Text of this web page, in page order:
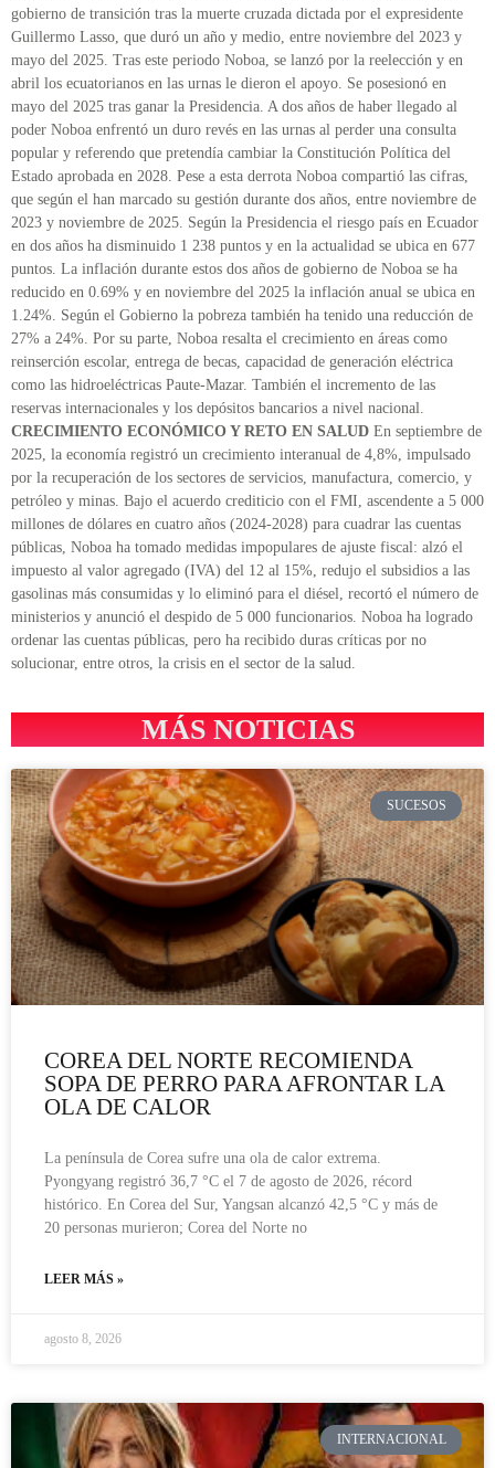
gobierno de transición tras la muerte cruzada dictada por el expresidente
Guillermo Lasso, que duró un año y medio, entre noviembre del 2023 y
mayo del 2025. Tras este periodo Noboa, se lanzó por la reelección y en
abril los ecuatorianos en las urnas le dieron el apoyo. Se posesionó en
mayo del 2025 tras ganar la Presidencia. A dos años de haber llegado al
poder Noboa enfrentó un duro revés en las urnas al perder una consulta
popular y referendo que pretendía cambiar la Constitución Política del
Estado aprobada en 2028. Pese a esta derrota Noboa compartió las cifras,
que según el han marcado su gestión durante dos años, entre noviembre de
2023 y noviembre de 2025. Según la Presidencia el riesgo país en Ecuador
en dos años ha disminuido 1 238 puntos y en la actualidad se ubica en 677
puntos. La inflación durante estos dos años de gobierno de Noboa se ha
reducido en 0.69% y en noviembre del 2025 la inflación anual se ubica en
1.24%. Según el Gobierno la pobreza también ha tenido una reducción de
27% a 24%. Por su parte, Noboa resalta el crecimiento en áreas como
reinserción escolar, entrega de becas, capacidad de generación eléctrica
como las hidroeléctricas Paute-Mazar. También el incremento de las
reservas internacionales y los depósitos bancarios a nivel nacional.
CRECIMIENTO ECONÓMICO Y RETO EN SALUD En septiembre de
2025, la economía registró un crecimiento interanual de 4,8%, impulsado
por la recuperación de los sectores de servicios, manufactura, comercio, y
petróleo y minas. Bajo el acuerdo crediticio con el FMI, ascendente a 5 000
millones de dólares en cuatro años (2024-2028) para cuadrar las cuentas
públicas, Noboa ha tomado medidas impopulares de ajuste fiscal: alzó el
impuesto al valor agregado (IVA) del 12 al 15%, redujo el subsidios a las
gasolinas más consumidas y lo eliminó para el diésel, recortó el número de
ministerios y anunció el despido de 5 000 funcionarios. Noboa ha logrado
ordenar las cuentas públicas, pero ha recibido duras críticas por no
solucionar, entre otros, la crisis en el sector de la salud.
MÁS NOTICIAS
SUCESOS
COREA DEL NORTE RECOMIENDA
SOPA DE PERRO PARA AFRONTAR LA
OLA DE CALOR
La península de Corea sufre una ola de calor extrema.
Pyongyang registró 36,7 °C el 7 de agosto de 2026, récord
histórico. En Corea del Sur, Yangsan alcanzó 42,5 °C y más de
20 personas murieron; Corea del Norte no
LEER MÁS »
agosto 8, 2026
INTERNACIONAL